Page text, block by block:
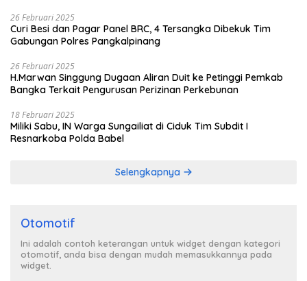
26 Februari 2025
Curi Besi dan Pagar Panel BRC, 4 Tersangka Dibekuk Tim
Gabungan Polres Pangkalpinang
26 Februari 2025
H.Marwan Singgung Dugaan Aliran Duit ke Petinggi Pemkab
Bangka Terkait Pengurusan Perizinan Perkebunan
18 Februari 2025
Miliki Sabu, IN Warga Sungailiat di Ciduk Tim Subdit I
Resnarkoba Polda Babel
Selengkapnya
Otomotif
Ini adalah contoh keterangan untuk widget dengan kategori
otomotif, anda bisa dengan mudah memasukkannya pada
widget.